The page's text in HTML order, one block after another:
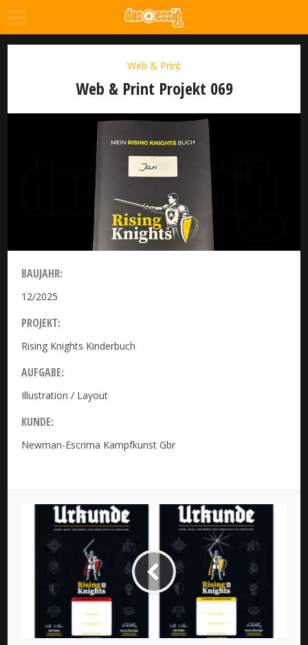
Web & Print
Web & Print Projekt 069
BAUJAHR:
12/2025
PROJEKT:
Rising Knights Kinderbuch
AUFGABE:
Illustration / Layout
KUNDE:
Newman-Escrima Kampfkunst Gbr